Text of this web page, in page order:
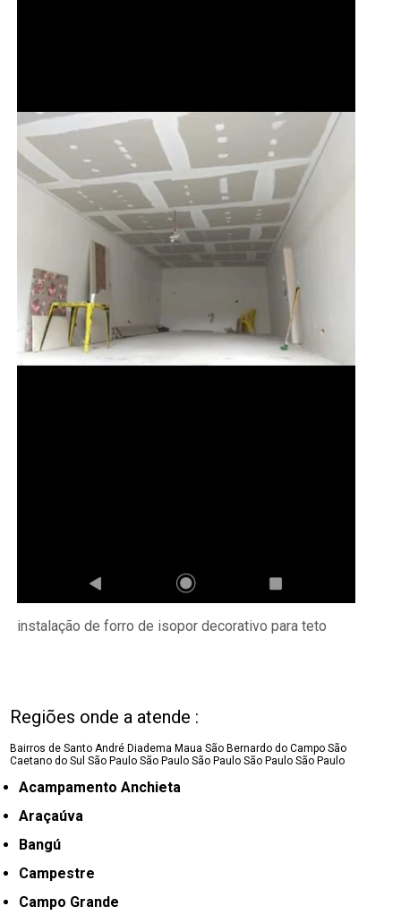
instalação de forro de isopor decorativo para teto
Regiões onde a atende :
Bairros de Santo André Diadema Maua São Bernardo do Campo São
Caetano do SulSão Paulo São Paulo São Paulo São Paulo São Paulo
Acampamento Anchieta
Araçaúva
Bangú
Campestre
Campo Grande